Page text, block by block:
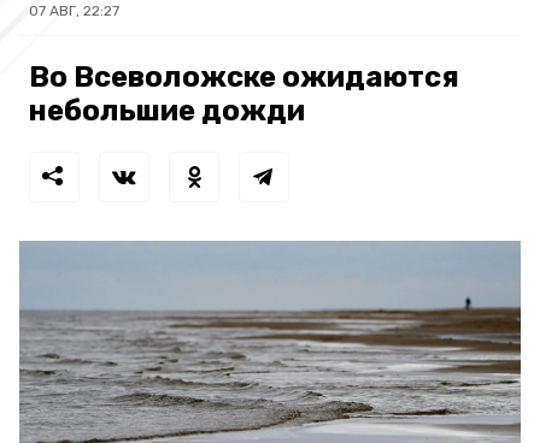
07 АВГ, 22:27
Во Всеволожске ожидаются
небольшие дожди